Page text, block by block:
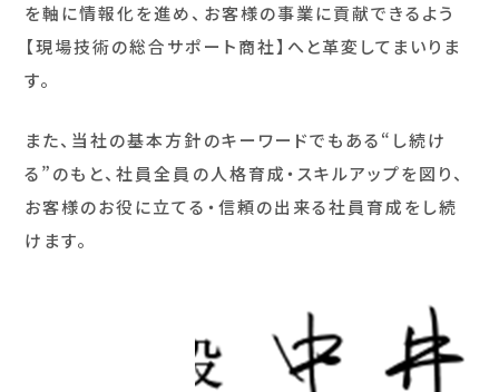
を軸に情報化を進め、お客様の事業に貢献できるよう
【現場技術の総合サポート商社】へと革変してまいりま
す。
また、当社の基本方針のキーワードでもある“し続け
る”のもと、社員全員の人格育成・スキルアップを図り、
お客様のお役に立てる・信頼の出来る社員育成をし続
けます。